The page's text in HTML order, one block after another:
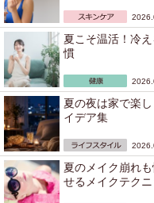
夏こそ温活！冷
慣
夏の夜は家で楽
イデア集
夏のメイク崩れ
せるメイクテクニ